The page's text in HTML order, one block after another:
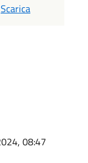
Scarica
08:47